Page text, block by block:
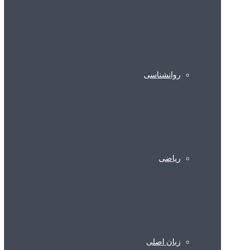
روانشناسی
ریاضی
زبان اصلی